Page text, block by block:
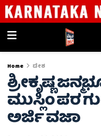
Home ದೇಶ
ಶ್ರೀಕೃಷ್ಣ
ಮುಸ್ಲಿಂ ಪರ
ಅರ್ಜಿ ವಜಾ